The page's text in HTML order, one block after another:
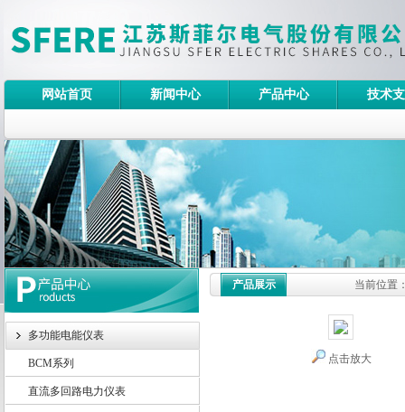
网站首页 新闻中心 产品中心 技术
多功能电能仪表
BCM系列
直流多回路电力仪表
产品展示 当前位置
点击放大